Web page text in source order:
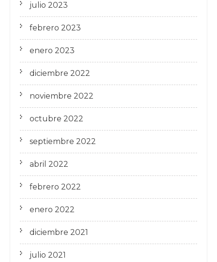
julio 2023
febrero 2023
enero 2023
diciembre 2022
noviembre 2022
octubre 2022
septiembre 2022
abril 2022
febrero 2022
enero 2022
diciembre 2021
julio 2021